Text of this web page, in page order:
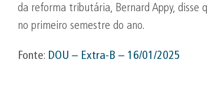
da reforma tributária, Bernard Appy, disse
no primeiro semestre do ano.
Fonte: DOU – Extra-B – 16/01/2025